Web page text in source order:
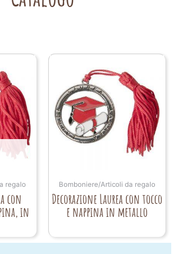
regalo
con
in
Bomboniere/Articoli da regalo
Decorazione Laurea con tocco
e nappina in metallo